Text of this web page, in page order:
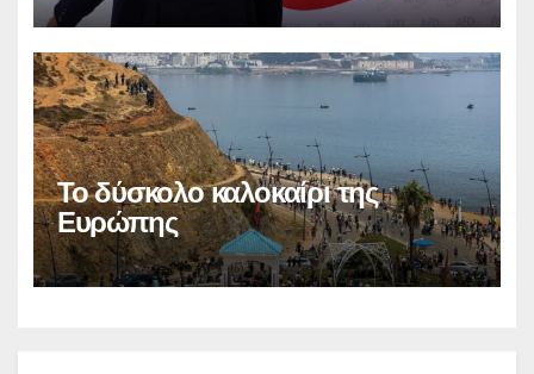
Το δύσκολο καλοκαίρι της
Ευρώπης